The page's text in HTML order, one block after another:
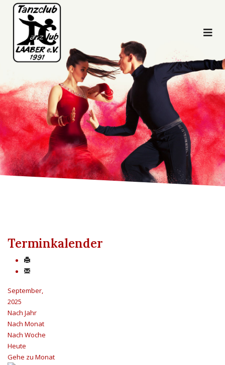
Terminkalender
September,
2025
Nach Jahr
Nach Monat
Nach Woche
Heute
Gehe zu Monat